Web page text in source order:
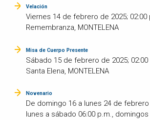
Velación
Viernes 14 de febrero de 2025; 02:00 p.m., Sala
Remembranza, MONTELENA
Misa de Cuerpo Presente
Sábado 15 de febrero de 2025; 02:00 p.m., Parroquia
Santa Elena, MONTELENA
Novenario
De domingo 16 a lunes 24 de febrero de 2025; de
lunes a sábado 06:00 p.m., domingos